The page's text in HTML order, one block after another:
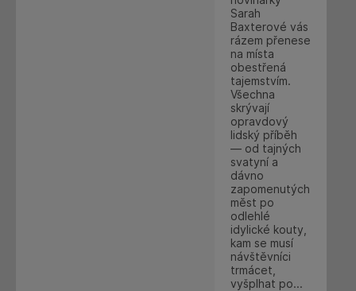
Sarah
Baxterové vás
rázem přenese
na místa
obestřená
tajemstvím.
Všechna
skrývají
opravdový
lidský příběh
— od tajných
svatyní a
dávno
zapomenutých
měst po
odlehlé
idylické kouty,
kam se musí
návštěvníci
trmácet,
vyšplhat po...